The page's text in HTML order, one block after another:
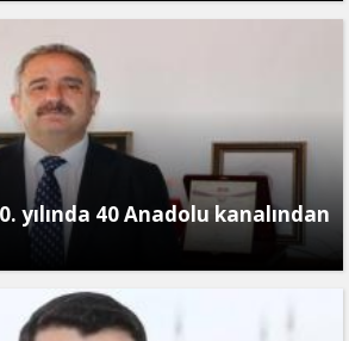
yılında 40 Anadolu kanalından